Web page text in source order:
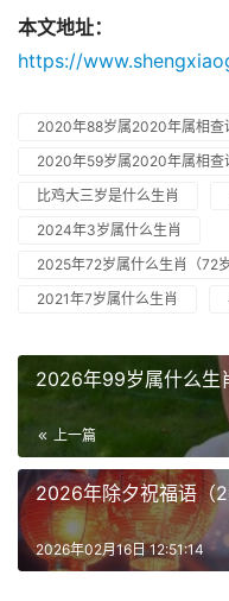
本文地址：
https://
2020年88岁属2020年属相查
2020年59岁属2020年属相查
比鸡大三岁是什么生肖
2024年3岁属什么生肖
2025年72岁属什么生肖（72
2021年7岁属什么生肖
2026年99岁属什么生
上一篇
2026年除夕祝福语（
2026年02月16日 12:51:14